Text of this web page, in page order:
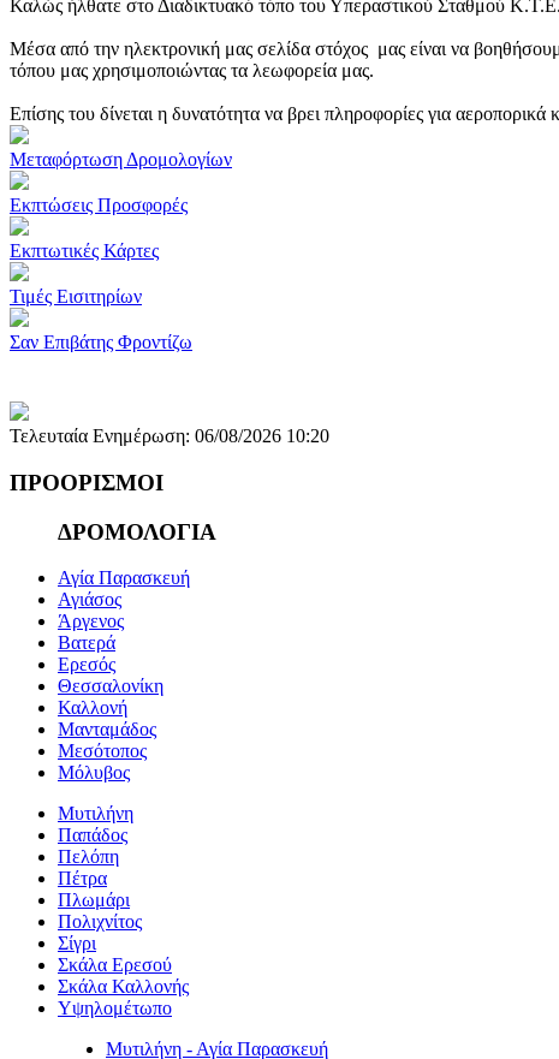
Καλώς ήλθατε στο Διαδικτυακό τόπο του Υπεραστικού Σταθμού
Μέσα από την ηλεκτρονική μας σελίδα στόχος μας είναι να
τόπου μας χρησιμοποιώντας τα λεωφορεία μας.
Επίσης του δίνεται η δυνατότητα να βρει πληροφορίες για
Μεταφόρτωση Δρομολογίων
Εκπτώσεις Προσφορές
Εκπτωτικές Κάρτες
Τιμές Εισιτηρίων
Σαν Επιβάτης Φροντίζω
Τελευταία Ενημέρωση: 06/08/2026 10:20
ΠΡΟΟΡΙΣΜΟΙ
ΔΡΟΜΟΛΟΓΙΑ
Αγία Παρασκευή
Αγιάσος
Άργενος
Βατερά
Ερεσός
Θεσσαλονίκη
Καλλονή
Μανταμάδος
Μεσότοπος
Μόλυβος
Μυτιλήνη
Παπάδος
Πελόπη
Πέτρα
Πλωμάρι
Πολιχνίτος
Σίγρι
Σκάλα Ερεσού
Σκάλα Καλλονής
Υψηλομέτωπο
Μυτιλήνη - Αγία Παρασκευή